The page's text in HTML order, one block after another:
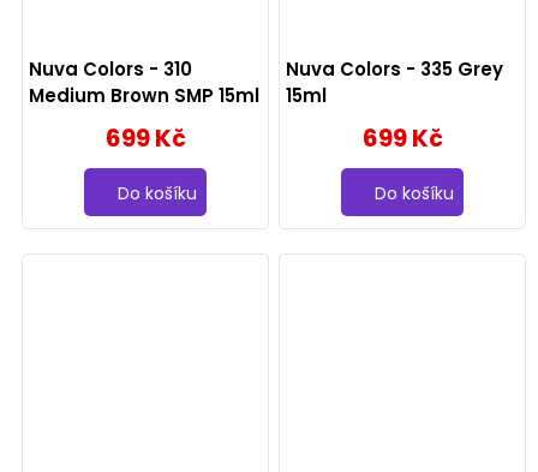
Nuva Colors - 310
Medium Brown SMP 15ml
699 Kč
Do košíku
Nuva Colors - 335 Grey
15ml
699 Kč
Do košíku